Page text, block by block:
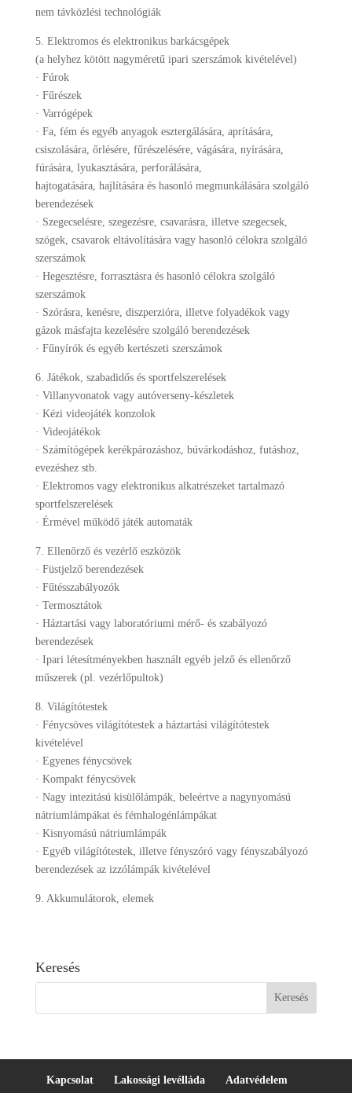
nem távközlési technológiák
5. Elektromos és elektronikus barkácsgépek
(a helyhez kötött nagyméretű ipari szerszámok kivételével)
· Fúrok
· Fűrészek
· Varrógépek
· Fa, fém és egyéb anyagok esztergálására, aprítására,
csiszolására, őrlésére, fűrészelésére, vágására, nyírására,
fúrására, lyukasztására, perforálására,
hajtogatására, hajlítására és hasonló megmunkálására szolgáló
berendezések
· Szegecselésre, szegezésre, csavarásra, illetve szegecsek,
szögek, csavarok eltávolítására vagy hasonló célokra szolgáló
szerszámok
· Hegesztésre, forrasztásra és hasonló célokra szolgáló
szerszámok
· Szórásra, kenésre, diszperzióra, illetve folyadékok vagy
gázok másfajta kezelésére szolgáló berendezések
· Fűnyírók és egyéb kertészeti szerszámok
6. Játékok, szabadidős és sportfelszerelések
· Villanyvonatok vagy autóverseny-készletek
· Kézi videojáték konzolok
· Videojátékok
· Számítógépek kerékpározáshoz, búvárkodáshoz, futáshoz,
evezéshez stb.
· Elektromos vagy elektronikus alkatrészeket tartalmazó
sportfelszerelések
· Érmével működő játék automaták
7. Ellenőrző és vezérlő eszközök
· Füstjelző berendezések
· Fűtésszabályozók
· Termosztátok
· Háztartási vagy laboratóriumi mérő- és szabályozó
berendezések
· Ipari létesítményekben használt egyéb jelző és ellenőrző
műszerek (pl. vezérlőpultok)
8. Világítótestek
· Fénycsöves világítótestek a háztartási világítótestek
kivételével
· Egyenes fénycsövek
· Kompakt fénycsövek
· Nagy intezitású kisülőlámpák, beleértve a nagynyomású
nátriumlámpákat és fémhalogénlámpákat
· Kisnyomású nátriumlámpák
· Egyéb világítótestek, illetve fényszóró vagy fényszabályozó
berendezések az izzólámpák kivételével
9. Akkumulátorok, elemek
Keresés
Kapcsolat Lakossági levélláda
Adatvédelem